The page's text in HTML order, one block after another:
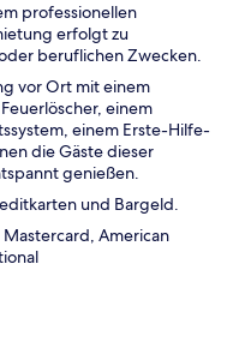
professionellen
erfolgt zu
beruflichen Zwecken.
vor Ort mit einem
einem
einem Erste-Hilfe-
die Gäste dieser
genießen.
und Bargeld.
American